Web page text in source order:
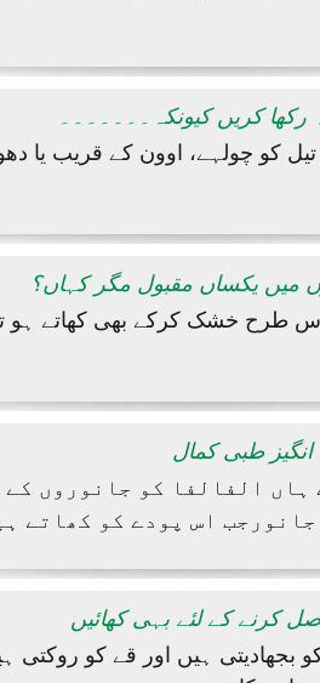
کریں کیونکہ۔۔۔۔۔۔۔
تیل کو چولہے، اوون کے قریب
میں یکساں مقبول مگر کہاں؟
طرح خشک کرکے بھی کھاتے ہو
انگیز طبی کمال
الفالفا کو جانوروں
اس پودے کو کھاتے
کرنے کے لئے بہی کھائیں
ہیں اور قے کو روکتی